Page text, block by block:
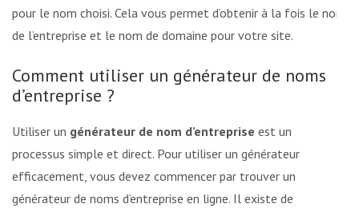
pour le nom choisi. Cela vous permet d’obtenir à la fois le nom
de l’entreprise et le nom de domaine pour votre site.
Comment utiliser un générateur de noms
d’entreprise ?
Utiliser un générateur de nom d’entreprise est un
processus simple et direct. Pour utiliser un générateur
efficacement, vous devez commencer par trouver un
générateur de noms d’entreprise en ligne. Il existe de